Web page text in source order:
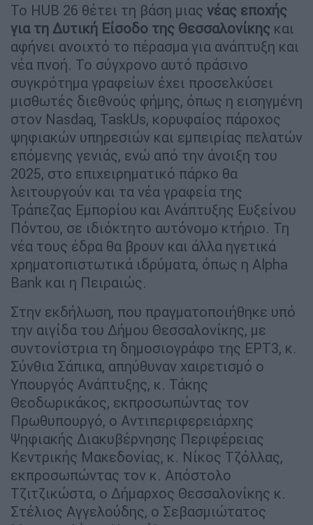
Το HUB 26 θέτει τη βάση μιας νέας εποχής
για τη Δυτική Είσοδο της Θεσσαλονίκης και
αφήνει ανοιχτό το πέρασμα για ανάπτυξη και
νέα πνοή. Το σύγχρονο αυτό πράσινο
συγκρότημα γραφείων έχει προσελκύσει
μισθωτές διεθνούς φήμης, όπως η εισηγμένη
στον Nasdaq, TaskUs, κορυφαίος πάροχος
ψηφιακών υπηρεσιών και εμπειρίας πελατών
επόμενης γενιάς, ενώ από την άνοιξη του
2025, στο επιχειρηματικό πάρκο θα
λειτουργούν και τα νέα γραφεία της
Τράπεζας Εμπορίου και Ανάπτυξης Ευξείνου
Πόντου, σε ιδιόκτητο αυτόνομο κτήριο. Τη
νέα τους έδρα θα βρουν και άλλα ηγετικά
χρηματοπιστωτικά ιδρύματα, όπως η Alpha
Bank και η Πειραιώς.
Στην εκδήλωση, που πραγματοποιήθηκε υπό
την αιγίδα του Δήμου Θεσσαλονίκης, με
συντονίστρια τη δημοσιογράφο της ΕΡΤ3, κ.
Σύνθια Σάπικα, απηύθυναν χαιρετισμό ο
Υπουργός Ανάπτυξης, κ. Τάκης
Θεοδωρικάκος, εκπροσωπώντας τον
Πρωθυπουργό, ο Αντιπεριφερειάρχης
Ψηφιακής Διακυβέρνησης Περιφέρειας
Κεντρικής Μακεδονίας, κ. Νίκος Τζόλλας,
εκπροσωπώντας τον κ. Απόστολο
Τζιτζικώστα, ο Δήμαρχος Θεσσαλονίκης κ.
Στέλιος Αγγελούδης, ο Σεβασμιώτατος